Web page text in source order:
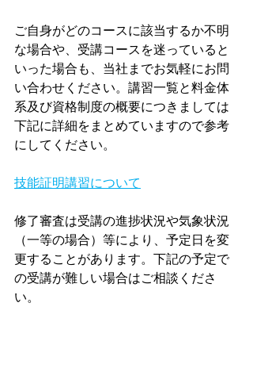
ご自身がどのコースに該当するか不明
な場合や、受講コースを迷っていると
いった場合も、当社までお気軽にお問
い合わせください。講習一覧と料金体
系及び資格制度の概要につきましては
下記に詳細をまとめていますので参考
にしてください。
技能証明講習について
修了審査は受講の進捗状況や気象状況
（一等の場合）等により、予定日を変
更することがあります。下記の予定で
の受講が難しい場合はご相談くださ
い。